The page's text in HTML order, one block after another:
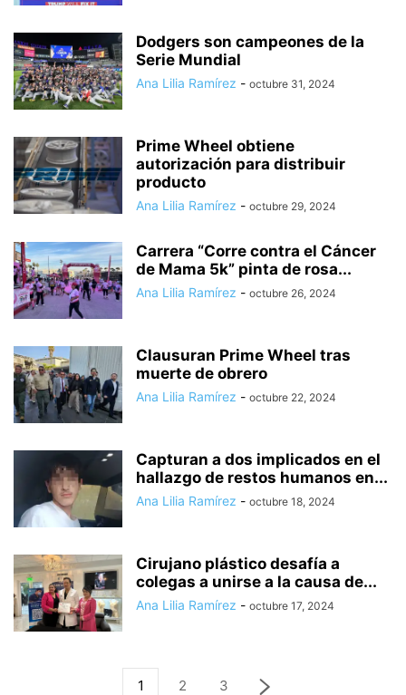
Dodgers son campeones de la
Serie Mundial
Ana Lilia Ramírez - octubre 31, 2024
Prime Wheel obtiene
autorización para distribuir
producto
Ana Lilia Ramírez - octubre 29, 2024
Carrera “Corre contra el Cáncer
de Mama 5k” pinta de rosa...
Ana Lilia Ramírez - octubre 26, 2024
Clausuran Prime Wheel tras
muerte de obrero
Ana Lilia Ramírez - octubre 22, 2024
Capturan a dos implicados en el
hallazgo de restos humanos en...
Ana Lilia Ramírez - octubre 18, 2024
Cirujano plástico desafía a
colegas a unirse a la causa de...
Ana Lilia Ramírez - octubre 17, 2024
1 2 3